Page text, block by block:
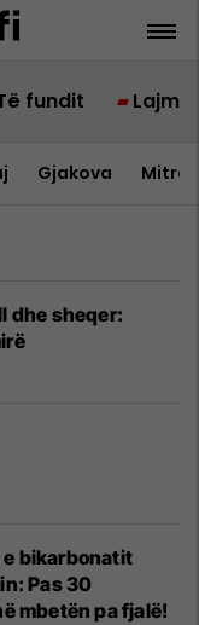
fundit Lajme
Gjakova
dhe sheqer:
e bikarbonatit
Pas 30
mbetën pa fjalë!